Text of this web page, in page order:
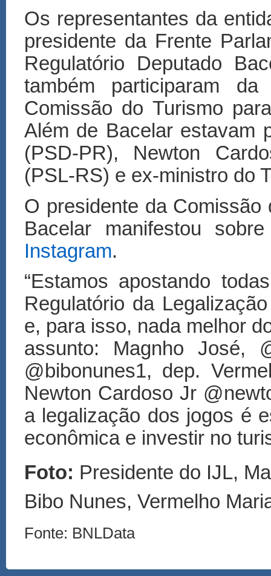
Os representantes da
presidente da Frente
Regulatório Deputado
também participaram
Comissão do Turismo
Além de Bacelar estavam
(PSD-PR), Newton
(PSL-RS) e ex-ministro do
O presidente da Comissão
Bacelar manifestou
Instagram.
“Estamos apostando
Regulatório da Legalizaçã
e, para isso, nada melhor
assunto: Magnho José,
@bibonunes1, dep.
Newton Cardoso Jr
a legalização dos jogos é
econômica e investir no
Foto: Presidente do IJL,
Bibo Nunes, Vermelho
Fonte: BNLData